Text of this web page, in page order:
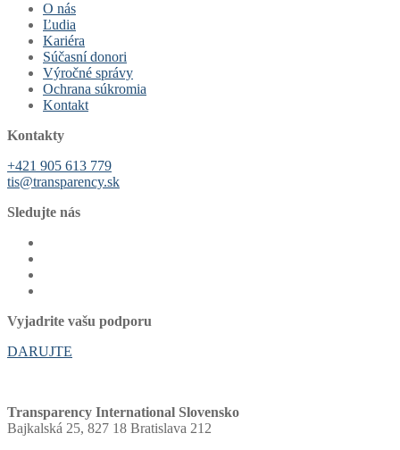
O nás
Ľudia
Kariéra
Súčasní donori
Výročné správy
Ochrana súkromia
Kontakt
Kontakty
+421 905 613 779
tis@transparency.sk
Sledujte nás
Vyjadrite vašu podporu
DARUJTE
Transparency International Slovensko
Bajkalská 25, 827 18 Bratislava 212